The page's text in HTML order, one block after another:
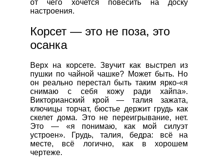
от чего хочется повесить на доску
настроения.
Корсет — это не поза, это
осанка
Верх на корсете. Звучит как выстрел из
пушки по чайной чашке? Может быть. Но
он реально перестал быть таким ярко-«я
снимаю с себя кожу ради хайпа».
Викторианский крой — талия зажата,
ключицы торчат, бюстье держит грудь как
скелет дома. Это не переигрывание, нет.
Это — «я понимаю, как мой силуэт
устроен». Грудь, талия, бедра: всё на
месте, всё логично, как в хорошем
чертеже.